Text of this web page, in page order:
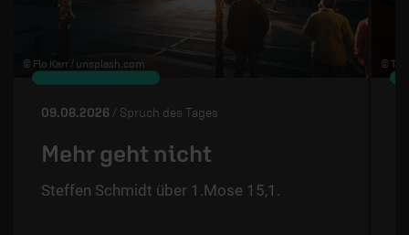
© Flo Karr / unsplash.com
09.08.2026 / Spruch des Tages
Mehr geht nicht
Steffen Schmidt über 1.Mose 15,1.
©